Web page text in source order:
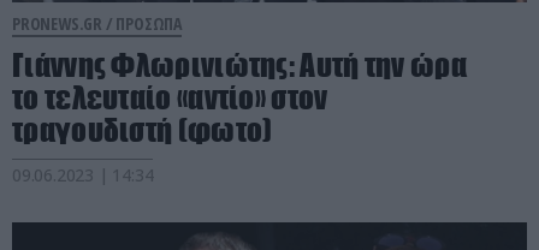
PRONEWS.GR / ΠΡΟΣΩΠΑ
Γιάννης Φλωρινιώτης: Αυτή την ώρα
το τελευταίο «αντίο» στον
τραγουδιστή (φωτο)
09.06.2023 | 14:34